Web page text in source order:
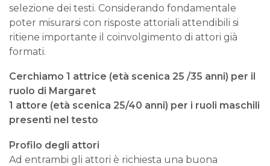
selezione dei testi. Considerando fondamentale
poter misurarsi con risposte attoriali attendibili si
ritiene importante il coinvolgimento di attori già
formati.
Cerchiamo 1 attrice (età scenica 25 /35 anni) per il
ruolo di Margaret
1 attore (età scenica 25/40 anni) per i ruoli maschili
presenti nel testo
Profilo degli attori
Ad entrambi gli attori è richiesta una buona